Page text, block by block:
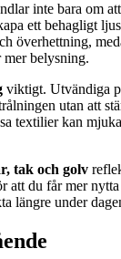
inte bara om
ett behagligt
överhettning,
belysning.
viktigt. Utvändiga
utan att
textilier kan
tak och golv
att du får mer
längre under